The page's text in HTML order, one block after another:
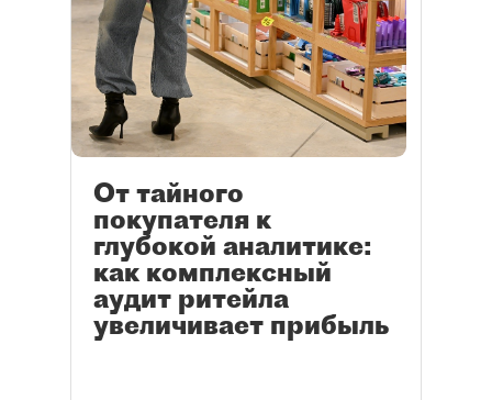
От тайного
покупателя к
глубокой аналитике:
как комплексный
аудит ритейла
увеличивает прибыль